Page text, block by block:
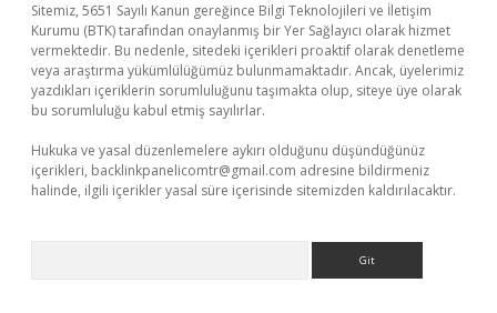
Sitemiz, 5651 Sayılı Kanun gereğince Bilgi Teknolojileri ve İletişim
Kurumu (BTK) tarafından onaylanmış bir Yer Sağlayıcı olarak hizmet
vermektedir. Bu nedenle, sitedeki içerikleri proaktif olarak denetleme
veya araştırma yükümlülüğümüz bulunmamaktadır. Ancak, üyelerimiz
yazdıkları içeriklerin sorumluluğunu taşımakta olup, siteye üye olarak
bu sorumluluğu kabul etmiş sayılırlar.
Hukuka ve yasal düzenlemelere aykırı olduğunu düşündüğünüz
içerikleri, backlinkpanelicomtr@gmail.com adresine bildirmeniz
halinde, ilgili içerikler yasal süre içerisinde sitemizden kaldırılacaktır.